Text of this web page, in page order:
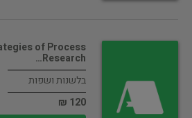
of Process
Research…
בלשנות ושפות
120 ₪